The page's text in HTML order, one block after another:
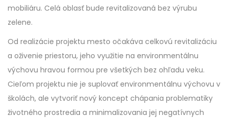
mobiliáru. Celá oblasť bude revitalizovaná bez výrubu
zelene.
Od realizácie projektu mesto očakáva celkovú revitalizáciu
a oživenie priestoru, jeho využitie na environmentálnu
výchovu hravou formou pre všetkých bez ohľadu veku.
Cieľom projektu nie je suplovať environmentálnu výchovu v
školách, ale vytvoriť nový koncept chápania problematiky
životného prostredia a minimalizovania jej negatívnych